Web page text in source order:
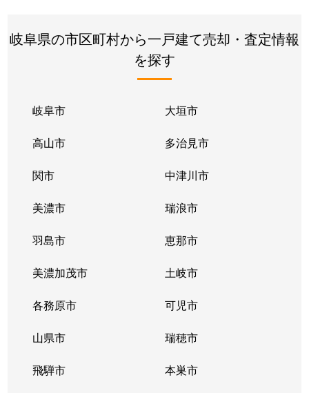
岐阜県の市区町村から一戸建て売却・査定情報
を探す
岐阜市 大垣市
高山市 多治見市
関市 中津川市
美濃市 瑞浪市
羽島市 恵那市
美濃加茂市 土岐市
各務原市 可児市
山県市 瑞穂市
飛騨市 本巣市